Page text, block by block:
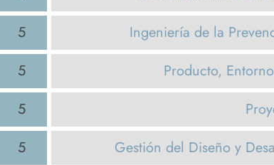
5
Ingeniería de la
5
Producto,
5
5
Gestión del Diseño y